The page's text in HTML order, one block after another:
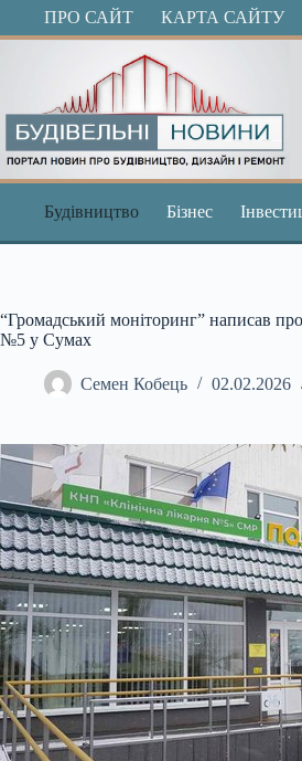
ПерейтиПРО САЙТ КАРТА САЙТУ
Будівництво Бізнес
“Громадський моніторинг” написав
№5 у Сумах
Семен Кобець 02.02.2026